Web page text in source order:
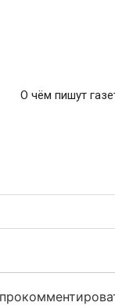
О чём пишут